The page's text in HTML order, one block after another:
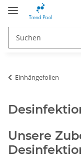
Einhängefolien
Unsere